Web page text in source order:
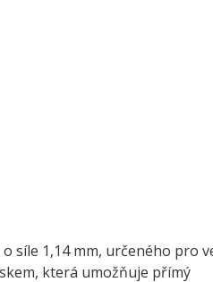
síle 1,14 mm, určeného pro
která umožňuje přímý